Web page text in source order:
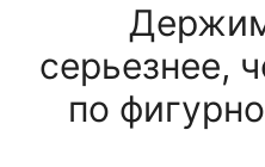
серьезнее,
по